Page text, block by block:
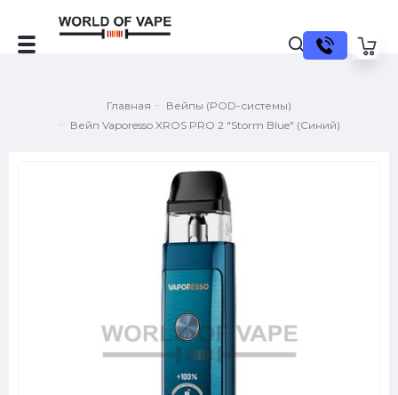
Главная
Вейпы (POD-системы)
Вейп Vaporesso XROS PRO 2 "Storm Blue" (Синий)